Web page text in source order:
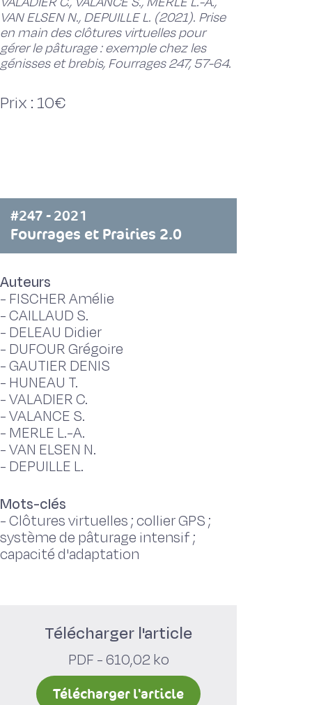
VAN ELSEN N., DEPUILLE L. (2021). Prise
en main des clôtures virtuelles pour
gérer le pâturage : exemple chez les
génisses et brebis, Fourrages 247, 57-64.
Prix : 10€
#247 - 2021
Fourrages et Prairies 2.0
Auteurs
- FISCHER Amélie
-CAILLAUD S.
- DELEAU Didier
- DUFOUR Grégoire
-GAUTIER DENIS
- HUNEAU T.
-VALADIER C.
-VALANCE S.
- MERLE L.-A.
-VAN ELSEN N.
- DEPUILLE L.
Mots-clés
-Clôtures virtuelles ; collier GPS ;
système de pâturage intensif ;
capacité d'adaptation
Télécharger l'article
PDF - 610,02 ko
Télécharger l'article